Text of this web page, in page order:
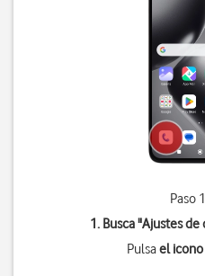
Paso
1. Busca "Ajustes de
Pulsael